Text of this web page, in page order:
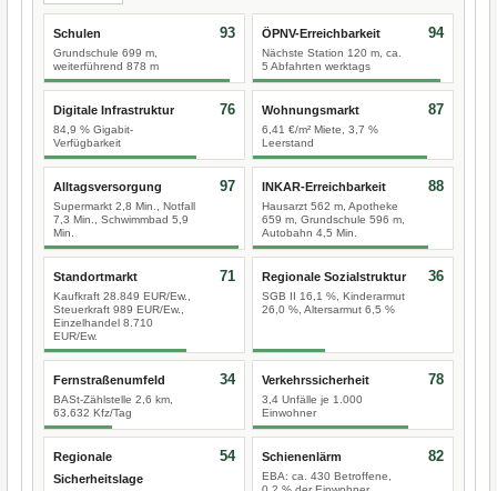
Schulen
Grundschule 699 m,
weiterführend 878 m
93 ÖPNV-Erreichbarkeit
Nächste Station 120 m, ca.
5 Abfahrten werktags
94
Digitale Infrastruktur
84,9 % Gigabit-
Verfügbarkeit
76 Wohnungsmarkt
6,41 €/m² Miete, 3,7 %
Leerstand
87
Alltagsversorgung
Supermarkt 2,8 Min., Notfall
7,3 Min., Schwimmbad 5,9
Min.
97 INKAR-Erreichbarkeit
Hausarzt 562 m, Apotheke
659 m, Grundschule 596 m,
Autobahn 4,5 Min.
88
Standortmarkt
Kaufkraft 28.849 EUR/Ew.,
Steuerkraft 989 EUR/Ew.,
Einzelhandel 8.710
EUR/Ew.
71 Regionale Sozialstruktur
SGB II 16,1 %, Kinderarmut
26,0 %, Altersarmut 6,5 %
36
Fernstraßenumfeld
BASt-Zählstelle 2,6 km,
63.632 Kfz/Tag
34 Verkehrssicherheit
3,4 Unfälle je 1.000
Einwohner
78
Regionale
Sicherheitslage
54 Schienenlärm
EBA: ca. 430 Betroffene,
82